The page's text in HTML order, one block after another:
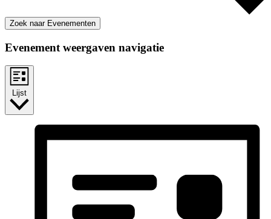
Zoek naar Evenementen
Evenement weergaven navigatie
Lijst